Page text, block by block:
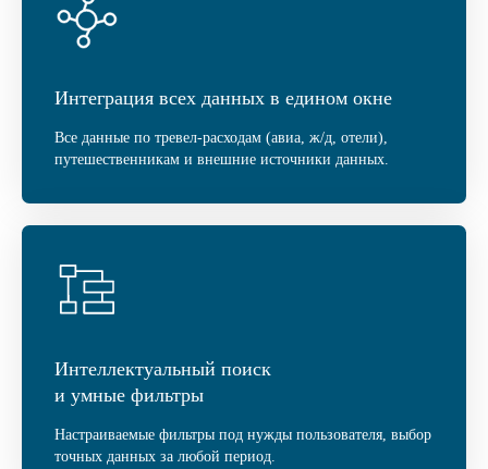
Интеграция всех данных в едином окне
Все данные по тревел-расходам (авиа, ж/д, отели),
путешественникам и внешние источники данных.
Интеллектуальный поиск
и умные фильтры
Настраиваемые фильтры под нужды пользователя, выбор
точных данных за любой период.